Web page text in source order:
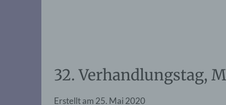
32. Verhandlungstag,
Erstellt am 25. Mai 2020